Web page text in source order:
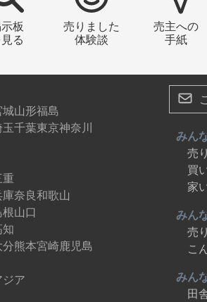
板
る
売りました
体験談
売主への
手紙
城山形福島
千葉東京神奈川
重
庫奈良和歌山
山口
分熊本宮崎鹿児島
ジア
みん
売
買
家
みん
売
こ
みん
田